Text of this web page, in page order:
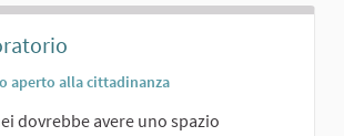
aperto alla cittadinanza
dovrebbe avere uno spazio